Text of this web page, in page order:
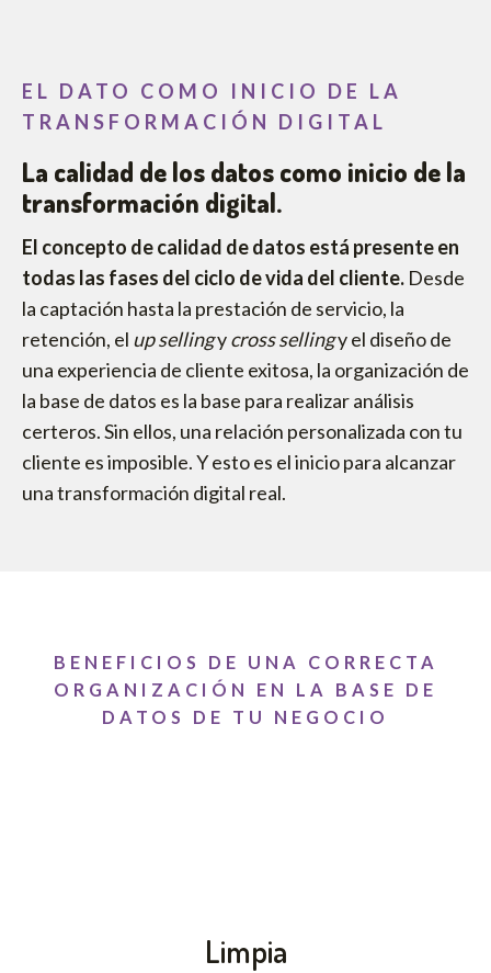
EL DATO COMO INICIO DE LA
TRANSFORMACIÓN DIGITAL
La calidad de los datos como inicio de la
transformación digital.
El concepto de calidad de datos está presente en
todas las fases del ciclo de vida del cliente. Desde
la captación hasta la prestación de servicio, la
retención, el up sellingycross sellingy el diseño de
una experiencia de cliente exitosa, la organización de
la base de datos es la base para realizar análisis
certeros. Sin ellos, una relación personalizada con tu
cliente es imposible. Y esto es el inicio para alcanzar
una transformación digital real.
BENEFICIOS DE UNA CORRECTA
ORGANIZACIÓN EN LA BASE DE
DATOS DE TU NEGOCIO
Limpia